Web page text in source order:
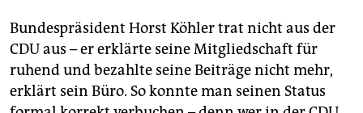
Bundespräsident Horst Köhler trat nicht aus der
CDU aus – er erklärte seine Mitgliedschaft für
ruhend und bezahlte seine Beiträge nicht mehr,
erklärt sein Büro. So konnte man seinen Status